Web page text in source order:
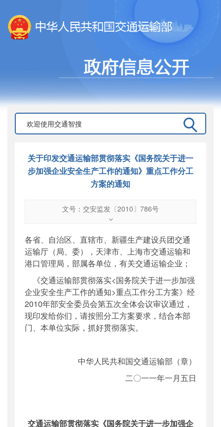
关于印发交通运输部贯彻落实《国务院关于进一
步加强企业安全生产工作的通知》重点工作分工
方案的通知
文号：交安监发〔2010〕786号
交安监发〔2010〕786号
公开日期：2011年01月14日
主题词 ：安全生产;牵头;安全监管总局;司局;局
分...
机构分类：安全与质量监督管理司
主题分类：安全质量
公文类型：部文件
各省、自治区、直辖市、新疆生产建设兵团交通
运输厅（局、委），天津市、上海市交通运输和
港口管理局，部属各单位，有关交通运输企业；
《交通运输部贯彻落实<国务院关于进一步加强
企业安全生产工作的通知>重点工作分工方案》经
2010年部安全委员会第五次全体会议审议通过，
现印发给你们，请按照分工方案要求，结合本部
门、本单位实际，抓好贯彻落实。
中华人民共和国交通运输部（章）
二〇一一年一月五日
交通运输部贯彻落实《国务院关于进一步加强企